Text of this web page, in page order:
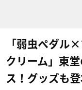
「弱虫ペダル
クリーム」東
ス！グッズも